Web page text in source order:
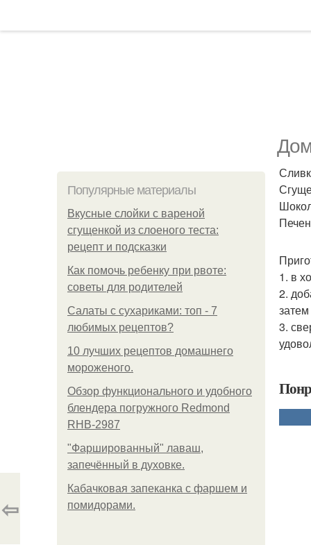
Популярные материалы
Вкусные слойки с вареной
сгущенкой из слоеного теста:
рецепт и подсказки
Как помочь ребенку при рвоте:
советы для родителей
Салаты с сухариками: топ - 7
любимых рецептов?
10 лучших рецептов домашнего
мороженого.
Обзор функционального и удобного
блендера погружного Redmond
RHB-2987
"Фаршированный" лаваш,
запечённый в духовке.
Кабачковая запеканка с фаршем и
помидорами.
1. в
2.
3.
⇦